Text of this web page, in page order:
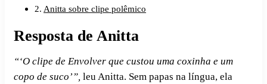
Anitta sobre clipe polêmico
Resposta de Anitta
“‘O clipe de Envolver que custou uma coxinha e um
copo de suco’”, leu Anitta. Sem papas na língua, ela